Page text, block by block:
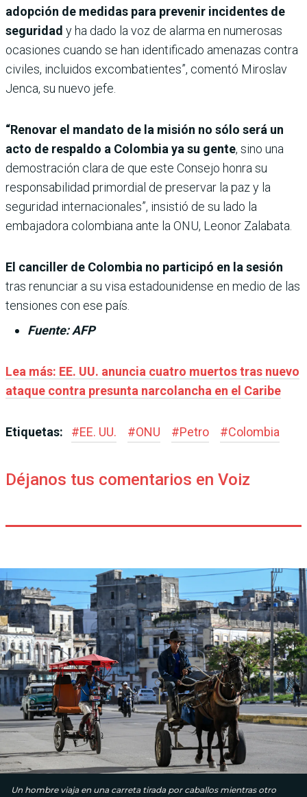
adopción de medidas para prevenir incidentes de
seguridad y ha dado la voz de alarma en numerosas
ocasiones cuando se han identificado amenazas contra
civiles, incluidos excombatientes”, comentó Miroslav
Jenca, su nuevo jefe.
“Renovar el mandato de la misión no sólo será un
acto de respaldo a Colombia ya su gente, sino una
demostración clara de que este Consejo honra su
responsabilidad primordial de preservar la paz y la
seguridad internacionales”, insistió de su lado la
embajadora colombiana ante la ONU, Leonor Zalabata.
El canciller de Colombia no participó en la sesión
tras renunciar a su visa estadounidense en medio de las
tensiones con ese país.
Fuente: AFP
Lea más: EE. UU. anuncia cuatro muertos tras nuevo
ataque contra presunta narcolancha en el Caribe
Etiquetas: #EE. UU. #ONU #Petro #Colombia
Déjanos tus comentarios en Voiz
Un hombre viaja en una carreta tirada por caballos mientras otro